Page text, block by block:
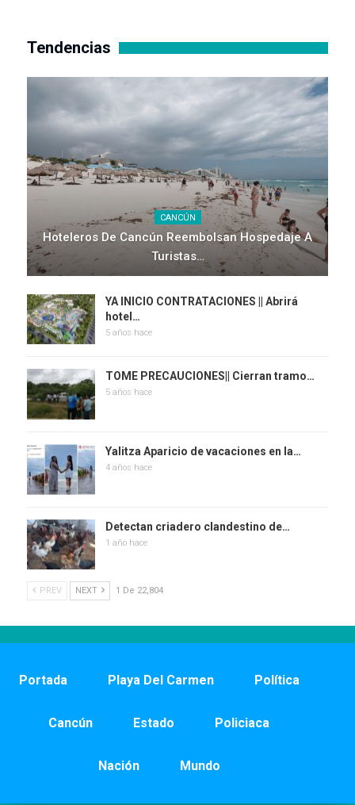
Tendencias
CANCÚN
Hoteleros De Cancún Reembolsan Hospedaje A
Turistas…
YA INICIO CONTRATACIONES || Abrirá
hotel…
5 años hace
TOME PRECAUCIONES|| Cierran tramo…
5 años hace
Yalitza Aparicio de vacaciones en la…
4 años hace
Detectan criadero clandestino de…
1 año hace
PREV NEXT 1 De 22,804
Portada Playa Del Carmen Política
Cancún Estado Policiaca
Nación Mundo